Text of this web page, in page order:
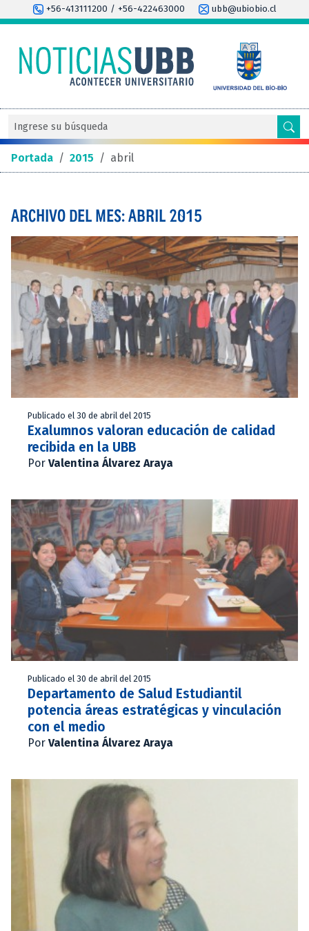
+56-413111200 / +56-422463000 ubb@ubiobio.cl
Portada / 2015 / abril
ARCHIVO DEL MES: ABRIL 2015
Publicado el 30 de abril del 2015
Exalumnos valoran educación de calidad
recibida en la UBB
Por Valentina Álvarez Araya
Publicado el 30 de abril del 2015
Departamento de Salud Estudiantil
potencia áreas estratégicas y vinculación
con el medio
Por Valentina Álvarez Araya